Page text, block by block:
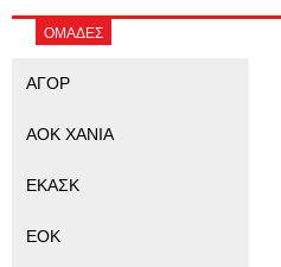
ΟΜΑΔΕΣ
ΑΓΟΡ
ΑΟΚ ΧΑΝΙΑ
ΕΚΑΣΚ
ΕΟΚ